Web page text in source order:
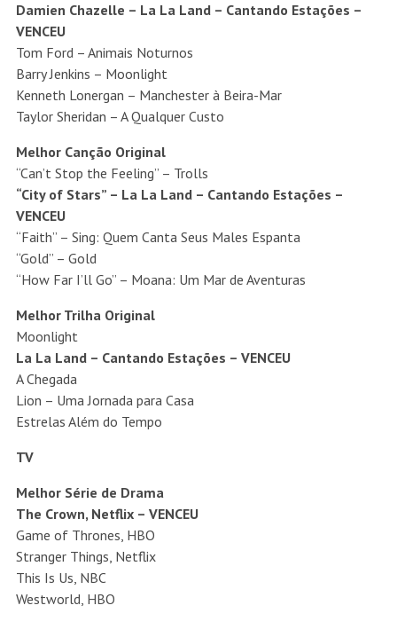
Damien Chazelle – La La Land – Cantando Estações –
VENCEU
Tom Ford – Animais Noturnos
Barry Jenkins – Moonlight
Kenneth Lonergan – Manchester à Beira-Mar
Taylor Sheridan – A Qualquer Custo
Melhor Canção Original
“Can’t Stop the Feeling” – Trolls
“City of Stars” – La La Land – Cantando Estações –
VENCEU
“Faith” – Sing: Quem Canta Seus Males Espanta
“Gold” – Gold
“How Far I’ll Go” – Moana: Um Mar de Aventuras
Melhor Trilha Original
Moonlight
La La Land – Cantando Estações – VENCEU
A Chegada
Lion – Uma Jornada para Casa
Estrelas Além do Tempo
TV
Melhor Série de Drama
The Crown, Netflix – VENCEU
Game of Thrones, HBO
Stranger Things, Netflix
This Is Us, NBC
Westworld, HBO